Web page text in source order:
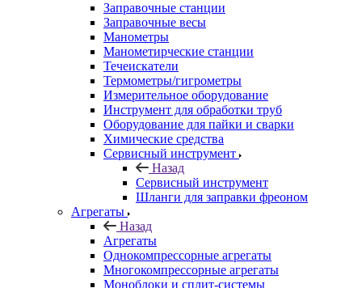
Заправочные станции
Заправочные весы
Манометры
Манометирческие станции
Течеискатели
Термометры/гигрометры
Измерительное оборудование
Инструмент для обработки труб
Оборудование для пайки и сварки
Химические средства
Сервисный инструмент
Назад
Сервисный инструмент
Шланги для заправки фреоном
Агрегаты
Назад
Агрегаты
Однокомпрессорные агрегаты
Многокомпрессорные агрегаты
Моноблоки и сплит-системы